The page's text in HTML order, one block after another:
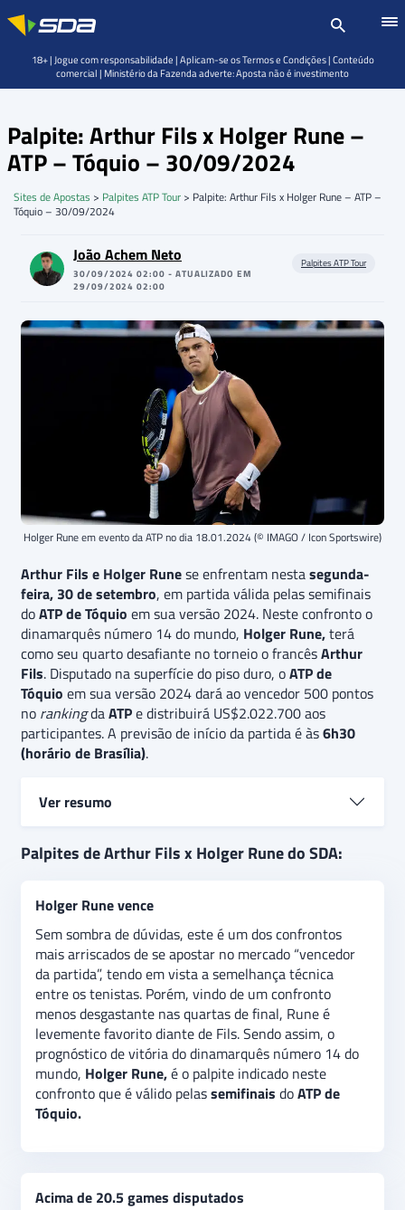
Palpite: Arthur Fils x Holger Rune –
ATP – Tóquio – 30/09/2024
Sites de Apostas > Palpites ATP Tour > Palpite: Arthur Fils x Holger Rune – ATP –
Tóquio – 30/09/2024
João Achem Neto
30/09/2024 02:00 - ATUALIZADO EM
29/09/2024 02:00
Palpites ATP Tour
Holger Rune em evento da ATP no dia 18.01.2024 (© IMAGO / Icon Sportswire)
Arthur Fils e Holger Runese enfrentam nestasegunda-
feira, 30 de setembro, em partida válida pelas semifinais
doATP de Tóquio em sua versão 2024. Neste confronto o
dinamarquês número 14 do mundo, Holger Rune,terá
como seu quarto desafiante no torneio o francêsArthur
Fils. Disputado na superfície do piso duro, oATP de
Tóquio em sua versão 2024 dará ao vencedor 500 pontos
no rankingdaATPe distribuirá US$2.022.700 aos
participantes. A previsão de início da partida é às6h30
(horário de Brasília).
Ver resumo
Arthur Fils e Holger Runese enfrentam nas
Sendo o atual número
como seu quarto adversário nesta competição o
francêsArthur Fils. Opalpite éde vitória doHolger
Rune,por voltar a ter performances sólidas tanto no
aspecto físico, quanto no técnico durante sua
trajetória em Tóquio. Além disso, há a expectativa de
que a partida seja equilibrada, indicando uma aposta
de“acima de 20.5 games disputados”.
Palpites de Arthur Fils x Holger Rune do SDA:
Holger Rune vence
Sem sombra de dúvidas, este é um dos confrontos
mais arriscados de se apostar no mercado “vencedor
da partida”, tendo em vista a semelhança técnica
entre os tenistas. Porém, vindo de um confronto
menos desgastante nas quartas de final, Rune é
levemente favorito diante de Fils. Sendo assim, o
prognóstico de vitória do dinamarquês número 14 do
mundo, Holger Rune,é o palpite indicado neste
confronto que é válido pelassemifinais doATP de
Tóquio.
Acima de 20.5 games disputados
18+ | Jogue com responsabilidade | Aplicam-se os Termos e Condições | Conteúdo
comercial | Ministério da Fazenda adverte: Aposta não é investimento